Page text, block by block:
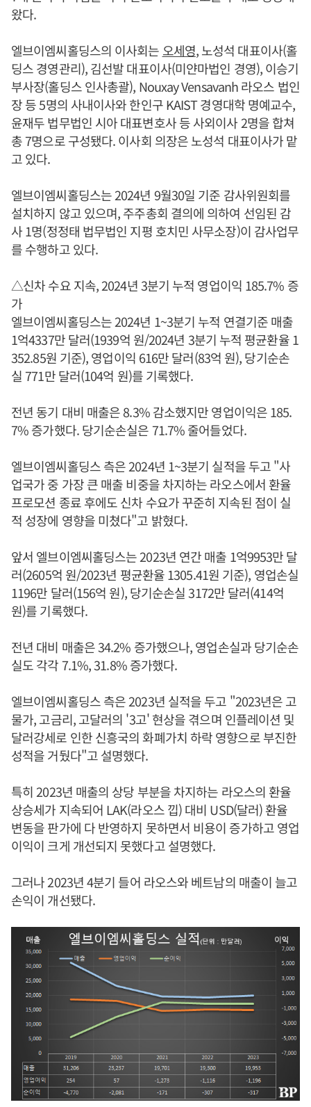
왔다.
엘브이엠씨홀딩스의 이사회는 오세영, 노성석 대표이사(홀
딩스 경영관리), 김선발 대표이사(미얀마법인 경영), 이승기
부사장(홀딩스 인사총괄), Nouxay Vensavanh 라오스 법인
장 등 5명의 사내이사와 한인구 KAIST 경영대학 명예교수,
윤재두 법무법인 시아 대표변호사 등 사외이사 2명을 합쳐
총 7명으로 구성됐다. 이사회 의장은 노성석 대표이사가 맡
고 있다.
엘브이엠씨홀딩스는 2024년 9월30일 기준 감사위원회를
설치하지 않고 있으며, 주주총회 결의에 의하여 선임된 감
사 1명(정정태 법무법인 지평 호치민 사무소장)이 감사업무
를 수행하고 있다.
△신차 수요 지속, 2024년 3분기 누적 영업이익 185.7% 증
가
엘브이엠씨홀딩스는 2024년 1~3분기 누적 연결기준 매출
1억4337만 달러(1939억 원/2024년 3분기 누적 평균환율 1
352.85원 기준), 영업이익 616만 달러(83억 원), 당기순손
실 771만 달러(104억 원)를 기록했다.
전년 동기 대비 매출은 8.3% 감소했지만 영업이익은 185.
7% 증가했다. 당기순손실은 71.7% 줄어들었다.
엘브이엠씨홀딩스 측은 2024년 1~3분기 실적을 두고 "사
업국가 중 가장 큰 매출 비중을 차지하는 라오스에서 환율
프로모션 종료 후에도 신차 수요가 꾸준히 지속된 점이 실
적 성장에 영향을 미쳤다"고 밝혔다.
앞서 엘브이엠씨홀딩스는 2023년 연간 매출 1억9953만 달
러(2605억 원/2023년 평균환율 1305.41원 기준), 영업손실
1196만 달러(156억 원), 당기순손실 3172만 달러(414억
원)를 기록했다.
전년 대비 매출은 34.2% 증가했으나, 영업손실과 당기순손
실도 각각 7.1%, 31.8% 증가했다.
엘브이엠씨홀딩스 측은 2023년 실적을 두고 "2023년은 고
물가, 고금리, 고달러의 '3고' 현상을 겪으며 인플레이션 및
달러강세로 인한 신흥국의 화폐가치 하락 영향으로 부진한
성적을 거뒀다"고 설명했다.
특히 2023년 매출의 상당 부분을 차지하는 라오스의 환율
상승세가 지속되어 LAK(라오스 낍) 대비 USD(달러) 환율
변동을 판가에 다 반영하지 못하면서 비용이 증가하고 영업
이익이 크게 개선되지 못했다고 설명했다.
그러나 2023년 4분기 들어 라오스와 베트남의 매출이 늘고
손익이 개선됐다.